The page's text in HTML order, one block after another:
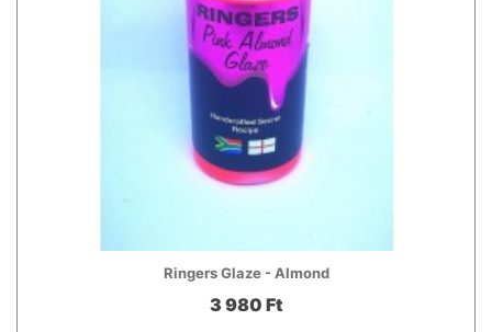
Ringers Glaze - Almond
3 980 Ft